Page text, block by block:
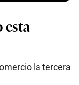
esta
la tercera